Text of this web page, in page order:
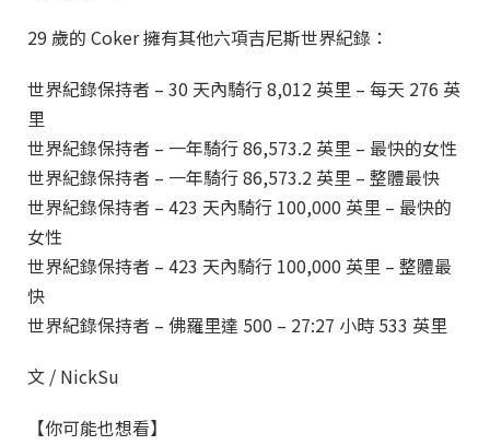
29 歲的 Coker 擁有其他六項吉尼斯世界紀錄：
世界紀錄保持者 – 30 天內騎行 8,012 英里 – 每天 276 英
里
世界紀錄保持者 – 一年騎行 86,573.2 英里 – 最快的女性
世界紀錄保持者 – 一年騎行 86,573.2 英里 – 整體最快
世界紀錄保持者 – 423 天內騎行 100,000 英里 – 最快的
女性
世界紀錄保持者 – 423 天內騎行 100,000 英里 – 整體最
快
世界紀錄保持者 – 佛羅里達 500 – 27:27 小時 533 英里
文 / NickSu
【你可能也想看】